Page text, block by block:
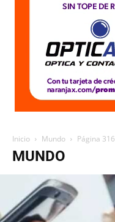
Inicio Mundo Página 316
MUNDO